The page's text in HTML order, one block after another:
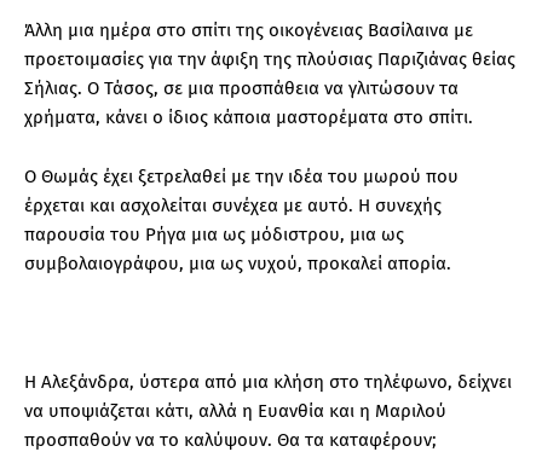
Άλλη μια ημέρα στο σπίτι της οικογένειας Βασίλαινα με
προετοιμασίες για την άφιξη της πλούσιας Παριζιάνας θείας
Σήλιας. Ο Τάσος, σε μια προσπάθεια να γλιτώσουν τα
χρήματα, κάνει ο ίδιος κάποια μαστορέματα στο σπίτι.
Ο Θωμάς έχει ξετρελαθεί με την ιδέα του μωρού που
έρχεται και ασχολείται συνέχεα με αυτό. Η συνεχής
παρουσία του Ρήγα μια ως μόδιστρου, μια ως
συμβολαιογράφου, μια ως νυχού, προκαλεί απορία.
Η Αλεξάνδρα, ύστερα από μια κλήση στο τηλέφωνο, δείχνει
να υποψιάζεται κάτι, αλλά η Ευανθία και η Μαριλού
προσπαθούν να το καλύψουν. Θα τα καταφέρουν;